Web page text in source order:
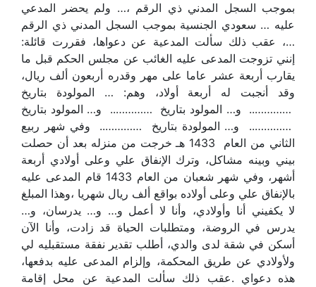
بموجب السجل المدني ذي الرقم ،… ولم يحضر المدعي
عليه … سعودي الجنسية بموجب السجل المدني ذي الرقم
…، عقب ذلك سألت المدعية عن دعواها، فقررت قائلة:
إنني تزوجت المدعى عليه الغائب عن مجلس الحكم قبل ما
يقارب أربعة عشر عاما على مهر وقدره أربعون ألف ريال،
وقد أنجبت له أربعة أولاد، وهم: … المولودة بتاريخ
………….. و… المولود بتاريخ ………….. و… المولود بتاريخ
………….. و… المولودة بتاريخ ………….. وفي شهر ربيع
الثاني من العام 1433 هـ خرجت من منزله بعد أن حصلت
بيني وبينه مشاكل، وترك الإنفاق علي وعلى أولادي أربعة
أشهر، وفي شهر شعبان من العام 1433 قام المدعى عليه
بالإنفاق علي وعلى أولاده بواقع ألف ريال شهريا ،وهذا المبلغ
لا يكفيني أنا وأولادي، وأنا لا أعمل و… و… يدرسان، و…
يدرس في الروضة، ومتطلبات الحياة قد زادت، وأنا الآن
أسكن في شقة لدى والدي، أطلب تقدير نفقة مستقبليه لي
ولأولادي عن طريق المحكمة، وإلزام المدعى عليه بدفعها،
هذه دعواي .عقب ذلك سألت المدعية عن محل إقامة